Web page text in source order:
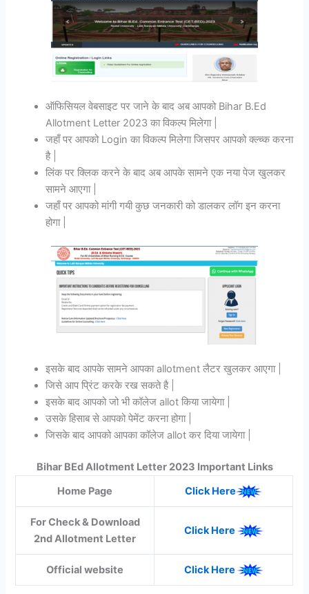
ऑफिसियल वेबसाइट पर जाने के बाद अब आपको Bihar B.Ed
Allotment Letter 2023 का विकल्प मिलेगा |
जहाँ पर आपको Login का विकल्प मिलेगा जिसपर आपको क्ल्च्क करना
है |
लिंक पर क्लिक करने के बाद अब आपके सामने एक नया पेज खुलकर
सामने आएगा |
जहाँ पर आपको मांगी गयी कुछ जनकारी को डालकर लॉग इन करना
होगा |
इसके बाद आपके सामने आपका allotment लैटर खुलकर आएगा |
जिसे आप प्रिंट करके रख सकते है |
इसके बाद आपको जो भी कॉलेज allot किया जायेगा |
उसके हिसाब से आपको पेमेंट करना होगा |
जिसके बाद आपको आपका कॉलेज allot कर दिया जायेगा |
Bihar BEd Allotment Letter 2023 Important Links
Home Page
Click Here
For Check & Download
2nd Allotment Letter
Click Here
Official website Click Here